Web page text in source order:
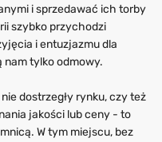
i sprzedawać ich torby
szybko przychodzi
i entuzjazmu dla
nam tylko odmowy.
dostrzegły rynku, czy też
jakości lub ceny - to
W tym miejscu, bez